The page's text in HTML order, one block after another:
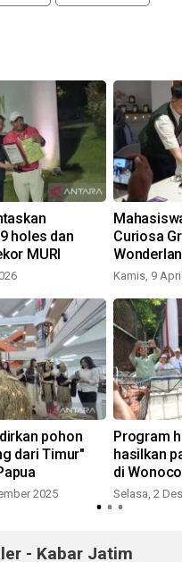
holes dan
MURI
Curiosa
Kamis, 9
pohon
dari Timur"
2025
Program
hasilkan
di
Selasa, 2
- Kabar Jatim